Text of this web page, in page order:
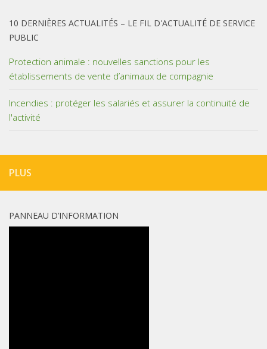
10 DERNIÈRES ACTUALITÉS – LE FIL D'ACTUALITÉ DE SERVICE
PUBLIC
Protection animale : nouvelles sanctions pour les
établissements de vente d’animaux de compagnie
Incendies : protéger les salariés et assurer la continuité de
l'activité
PLUS
PANNEAU D’INFORMATION